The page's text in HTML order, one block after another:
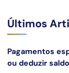
Últimos
Pagamentos
ou deduzir